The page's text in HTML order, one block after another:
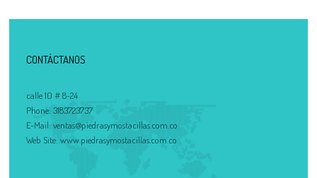
CONTÁCTANOS
calle 10 # 8-24
Phone: 3183723737
E-Mail: ventas@piedrasymostacillas.com.co
Web Site: www.piedrasymostacillas.com.co